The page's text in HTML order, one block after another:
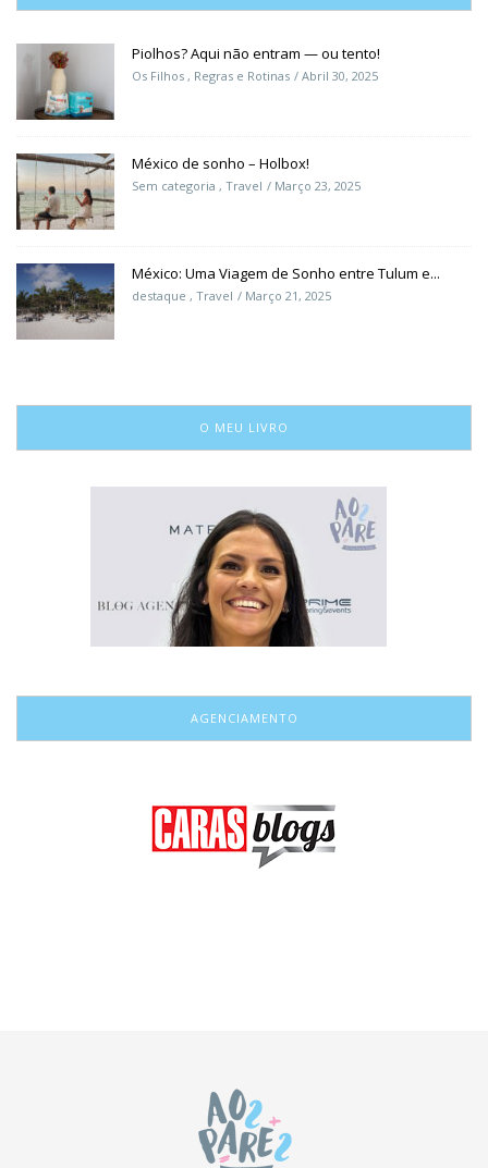
Piolhos? Aqui não entram — ou tento!
Os Filhos , Regras e Rotinas Abril 30, 2025
México de sonho – Holbox!
Sem categoria , Travel Março 23, 2025
México: Uma Viagem de Sonho entre Tulum e...
destaque , Travel Março 21, 2025
O MEU LIVRO
AGENCIAMENTO